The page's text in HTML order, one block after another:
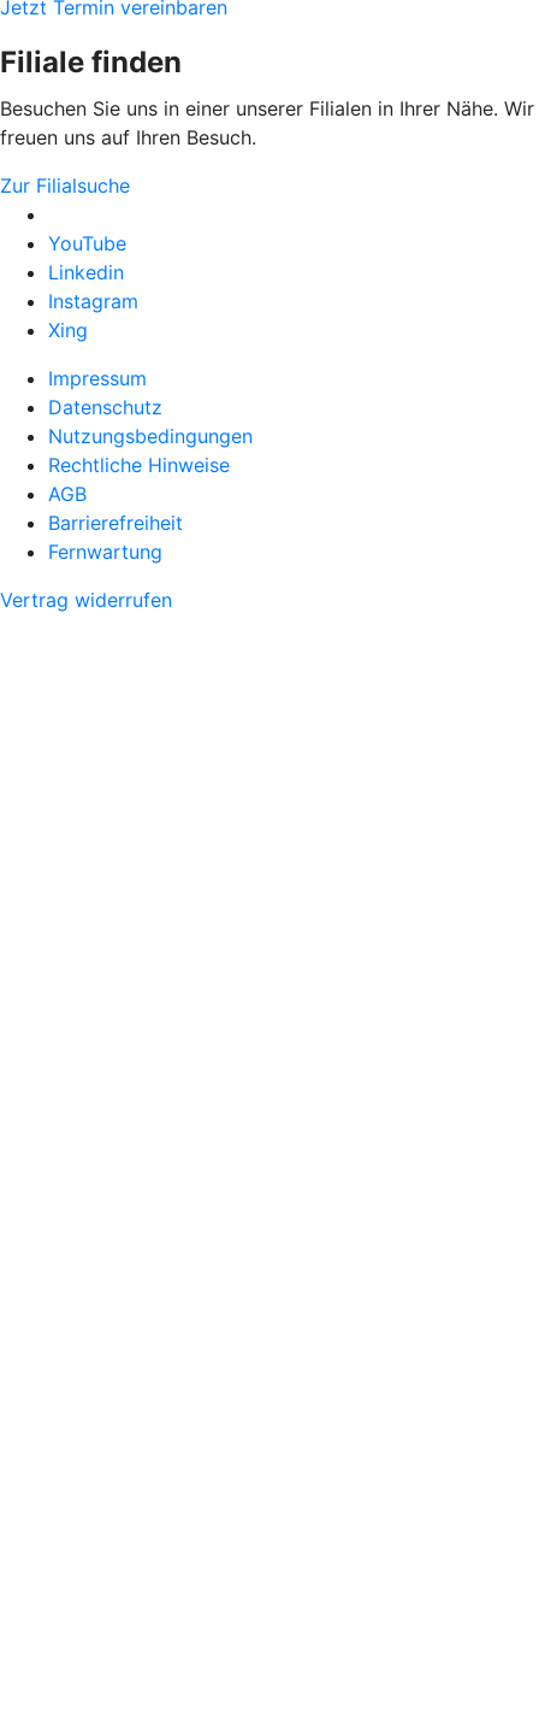
Jetzt Termin vereinbaren
Filiale finden
Besuchen Sie uns in einer unserer Filialen in Ihrer Nähe. Wir
freuen uns auf Ihren Besuch.
Zur Filialsuche
YouTube
Linkedin
Instagram
Xing
Impressum
Datenschutz
Nutzungsbedingungen
Rechtliche Hinweise
AGB
Barrierefreiheit
Fernwartung
Vertrag widerrufen